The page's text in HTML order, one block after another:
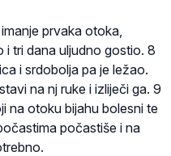
prvaka otoka,
i tri dana uljudno gostio. 8
i srdobolja pa je ležao.
na nj ruke i izliječi ga. 9
na otoku bijahu bolesni te
počastiše i na